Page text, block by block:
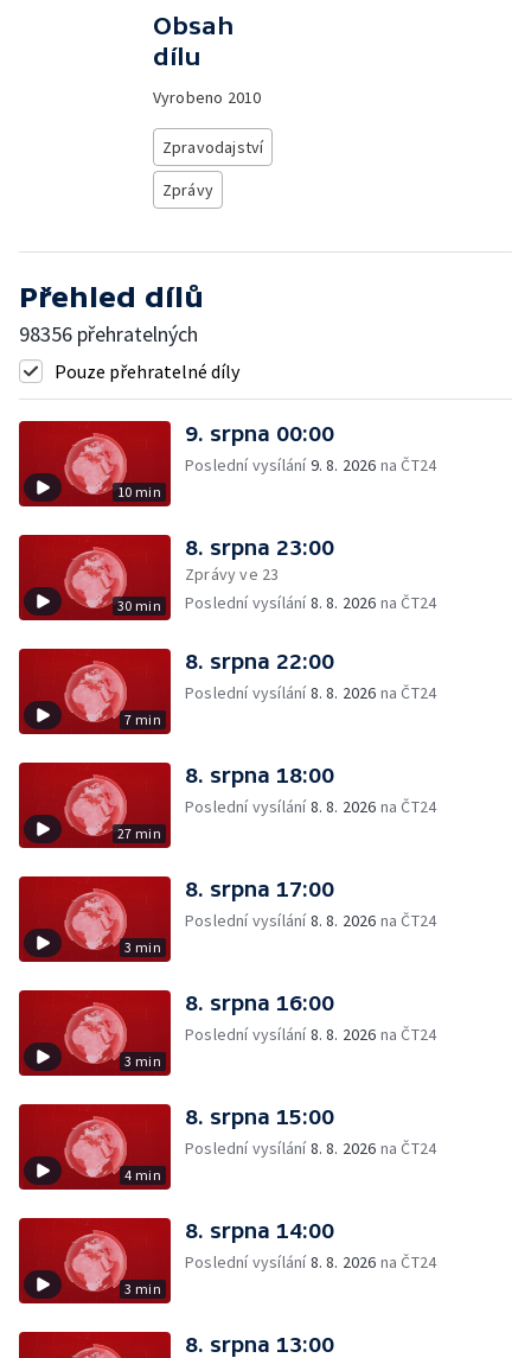
Obsah
dílu
Vyrobeno 2010
Zpravodajství
Zprávy
Přehled dílů
98356 přehratelných
Pouze přehratelné díly
10 min
9. srpna 00:00
Poslední vysílání9. 8. 2026 na ČT24
30 min
8. srpna 23:00
Zprávy ve 23
Poslední vysílání8. 8. 2026 na ČT24
7 min
8. srpna 22:00
Poslední vysílání8. 8. 2026 na ČT24
27 min
8. srpna 18:00
Poslední vysílání8. 8. 2026 na ČT24
3 min
8. srpna 17:00
Poslední vysílání8. 8. 2026 na ČT24
3 min
8. srpna 16:00
Poslední vysílání8. 8. 2026 na ČT24
4 min
8. srpna 15:00
Poslední vysílání8. 8. 2026 na ČT24
3 min
8. srpna 14:00
Poslední vysílání8. 8. 2026 na ČT24
8. srpna 13:00